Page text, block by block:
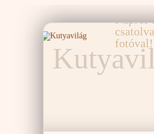
Napról-
fotóval!